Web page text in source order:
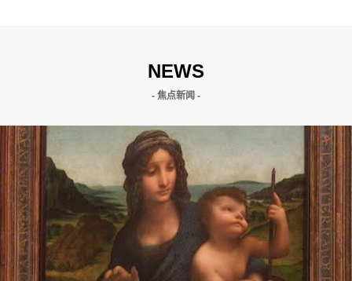
NEWS
- 焦点新闻 -